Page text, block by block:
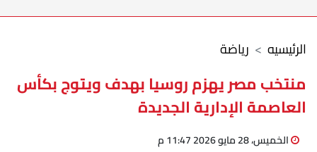
رياضة الرئيسيه
منتخب مصر يهزم روسيا بهدف ويتوج بكأس
العاصمة الإدارية الجديدة
الخميس، 28 مايو 2026 11:47 م